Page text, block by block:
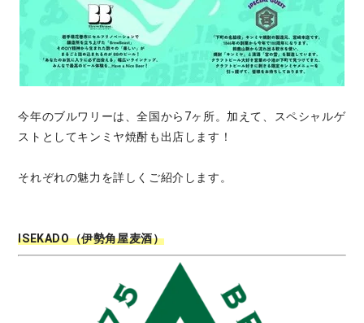
今年のブルワリーは、全国から7ヶ所。加えて、スペシャルゲ
ストとしてキンミヤ焼酎も出店します！
それぞれの魅力を詳しくご紹介します。
ISEKADO（伊勢角屋麦酒）